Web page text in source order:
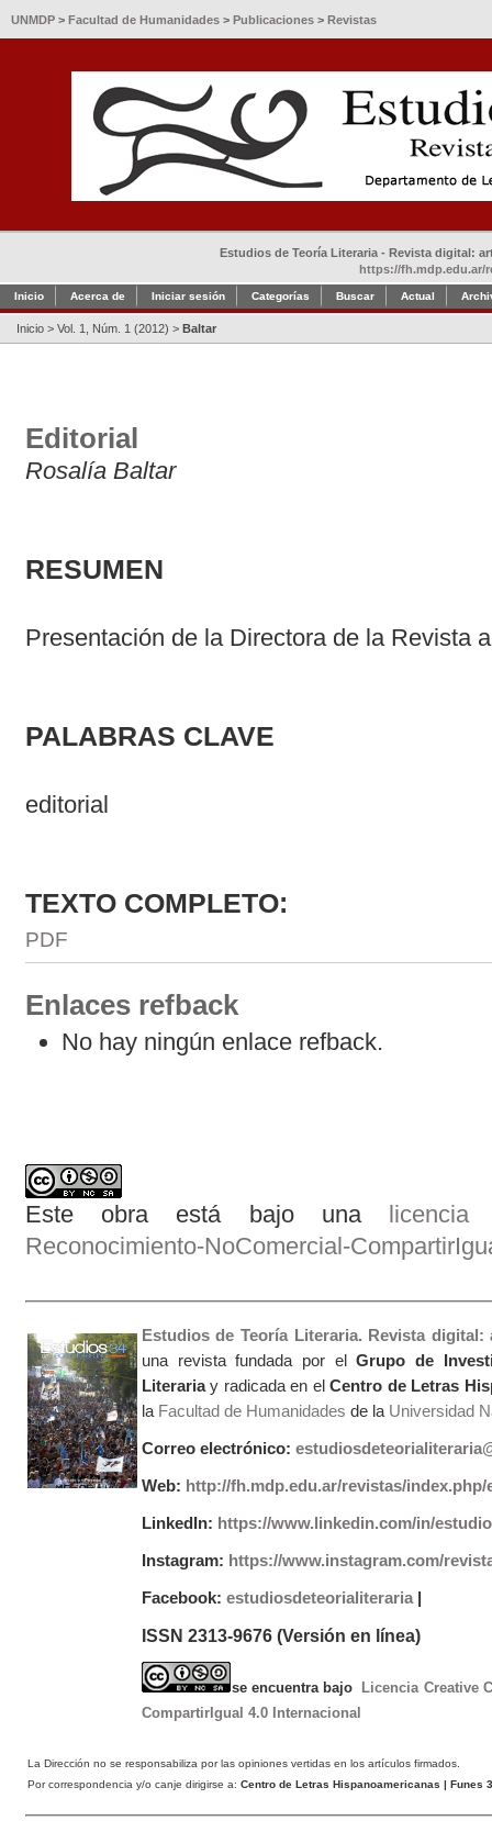
UNMDP > Facultad de Humanidades > Publicaciones > Revistas
Estudios de Teoría Literaria - Revista digital:
https://fh.mdp.edu.ar/
Inicio Acerca de Iniciar sesión Categorías Buscar Actual
Inicio > Vol. 1, Núm. 1 (2012) > Baltar
Editorial
Rosalía Baltar
RESUMEN
Presentación de la Directora de la Revista
PALABRAS CLAVE
editorial
TEXTO COMPLETO:
PDF
Enlaces refback
No hay ningún enlace refback.
Este obra está bajo una licencia
Reconocimiento-NoComercial-
Estudios de Teoría Literaria. Revista
una revista fundada por elGrupo de
Literariay radicada en elCentro de Letras
la Facultad de Humanidades de laUniversidad
Correo electrónico:
Web: http://fh.mdp.edu.ar/revistas/index.php/
LinkedIn: https://www.linkedin.com/in/
Instagram: https://www.instagram.com/
Facebook: estudiosdeteorialiteraria|
ISSN 2313-9676 (Versión en línea)
se encuentra bajo Licencia Creative
CompartirIgual 4.0 Internacional
La Dirección no se responsabiliza por las opiniones vertidas en los artículos firmados.
Por correspondencia y/o canje dirigirse a: Centro de Letras Hispanoamericanas | Funes